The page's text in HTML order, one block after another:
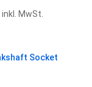
inkl. MwSt.